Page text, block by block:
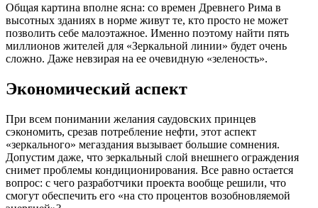
Общая картина вполне ясна: со времен Древнего Рима в
высотных зданиях в норме живут те, кто просто не может
позволить себе малоэтажное. Именно поэтому найти пять
миллионов жителей для «Зеркальной линии» будет очень
сложно. Даже невзирая на ее очевидную «зеленость».
Экономический аспект
При всем понимании желания саудовских принцев
сэкономить, срезав потребление нефти, этот аспект
«зеркального» мегаздания вызывает большие сомнения.
Допустим даже, что зеркальный слой внешнего ограждения
снимет проблемы кондиционирования. Все равно остается
вопрос: с чего разработчики проекта вообще решили, что
смогут обеспечить его «на сто процентов возобновляемой